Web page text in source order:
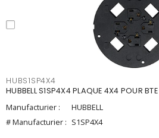
HUBS1SP4X4
HUBBELL S1SP4X4 PLAQUE 4X4 POUR BTE
Manufacturier :
HUBBELL
# Manufacturier : S1SP4X4